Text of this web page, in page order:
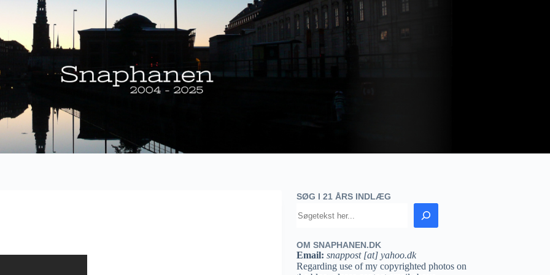
SØG I 21 ÅRS INDLÆG
OM SNAPHANEN.DK
Email: snappost [at] yahoo.dk
Regarding use of my copyrighted photos on